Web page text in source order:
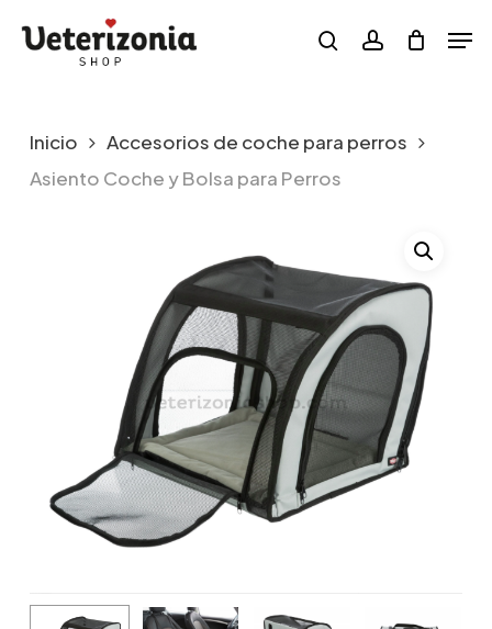
searchaccount
Inicio
Accesorios de coche para perros
Asiento Coche y Bolsa para Perros